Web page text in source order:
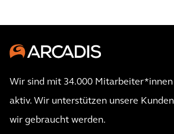
Wir sind mit 34.000
aktiv. Wir unterstützen unsere
wir gebraucht werden.